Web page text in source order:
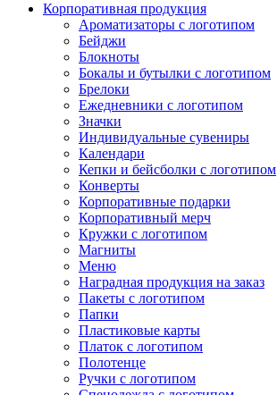
Корпоративная продукция
Ароматизаторы с логотипом
Бейджи
Блокноты
Бокалы и бутылки с логотипом
Брелоки
Ежедневники с логотипом
Значки
Индивидуальные сувениры
Календари
Кепки и бейсболки с логотипом
Конверты
Корпоративные подарки
Корпоративный мерч
Кружки с логотипом
Магниты
Меню
Наградная продукция на заказ
Пакеты с логотипом
Папки
Пластиковые карты
Платок с логотипом
Полотенце
Ручки с логотипом